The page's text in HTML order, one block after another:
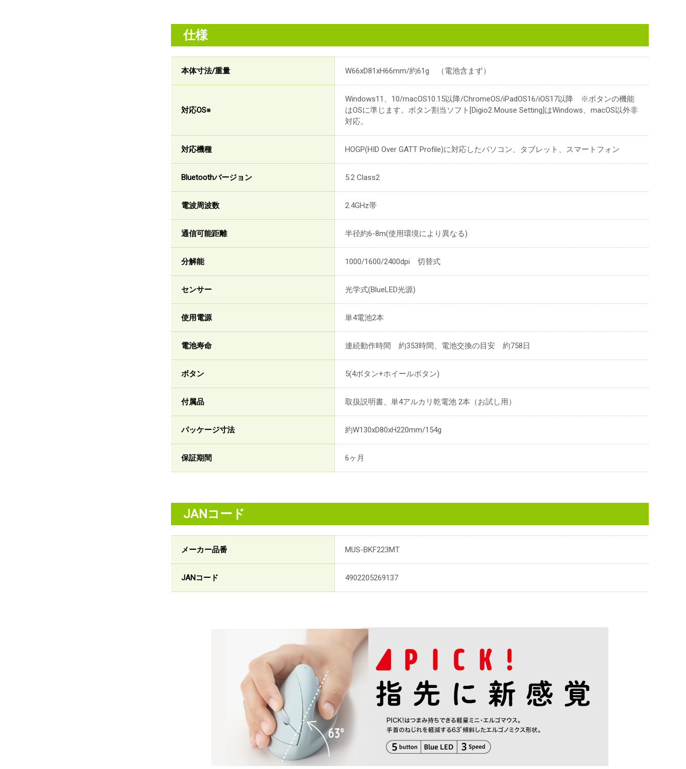
仕様
本体寸法/重量 W66xD81xH66mm/約61g （電池含まず）
対応OS※
Windows11、10/macOS10.15以降/ChromeOS/iPadOS16/iOS17以降 ※ボタンの機能
はOSに準じます。ボタン割当ソフト[Digio2 Mouse Setting]はWindows、macOS以外非
対応。
対応機種 HOGP(HID Over GATT Profile)に対応したパソコン、タブレット、スマートフォン
Bluetoothバージョン 5.2 Class2
電波周波数 2.4GHz帯
通信可能距離 半径約6-8m(使用環境により異なる)
分解能 1000/1600/2400dpi 切替式
センサー 光学式(BlueLED光源)
使用電源 単4電池2本
電池寿命 連続動作時間 約353時間、電池交換の目安 約758日
ボタン 5(4ボタン+ホイールボタン)
付属品 取扱説明書、単4アルカリ乾電池 2本（お試し用）
パッケージ寸法 約W130xD80xH220mm/154g
保証期間 6ヶ月
JANコード
メーカー品番 MUS-BKF223MT
JANコード 4902205269137